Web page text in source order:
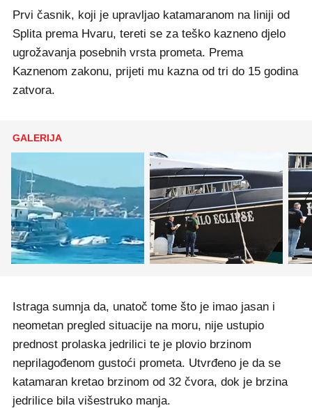
Prvi časnik, koji je upravljao katamaranom na liniji od
Splita prema Hvaru, tereti se za teško kazneno djelo
ugrožavanja posebnih vrsta prometa. Prema
Kaznenom zakonu, prijeti mu kazna od tri do 15 godina
zatvora.
GALERIJA
Istraga sumnja da, unatoč tome što je imao jasan i
neometan pregled situacije na moru, nije ustupio
prednost prolaska jedrilici te je plovio brzinom
neprilagođenom gustoći prometa. Utvrđeno je da se
katamaran kretao brzinom od 32 čvora, dok je brzina
jedrilice bila višestruko manja.